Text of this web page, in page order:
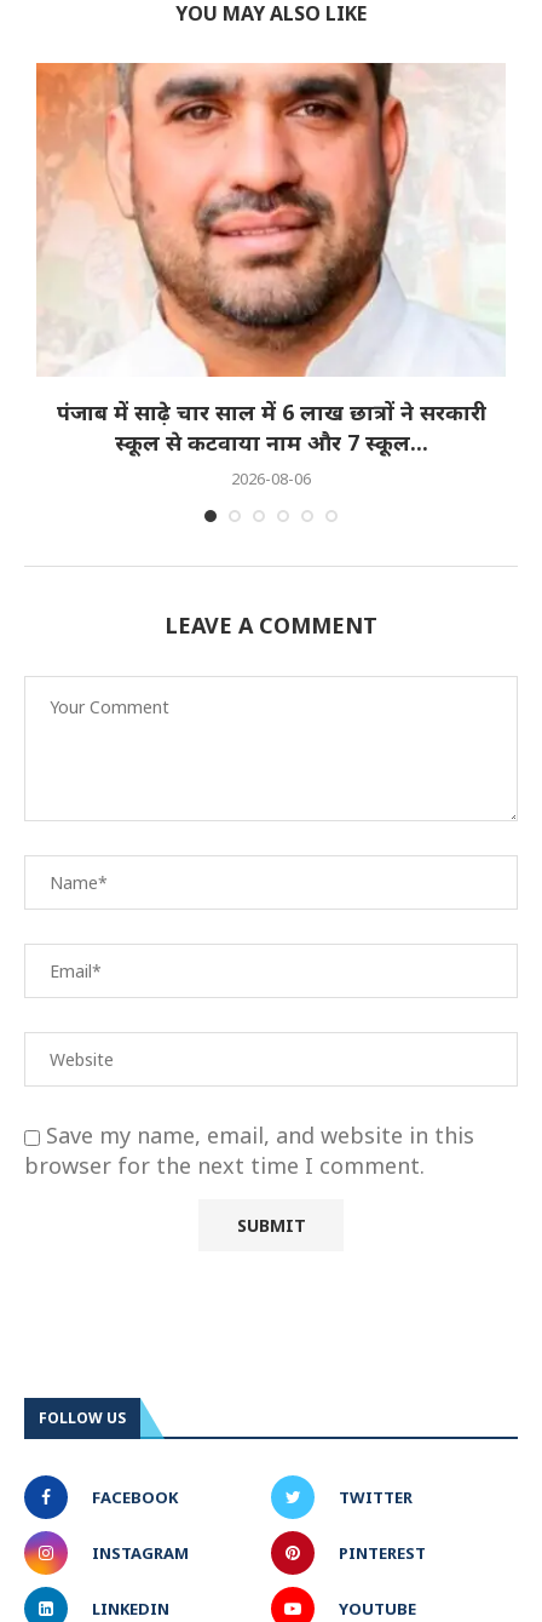
YOU MAY ALSO LIKE
पंजाब में साढ़े चार साल में 6 लाख छात्रों ने सरकारी
स्कूल से कटवाया नाम और 7 स्कूल...
2026-08-06
LEAVE A COMMENT
Save my name, email, and website in this
browser for the next time I comment.
FOLLOW US
FACEBOOK TWITTER
INSTAGRAM PINTEREST
LINKEDIN YOUTUBE